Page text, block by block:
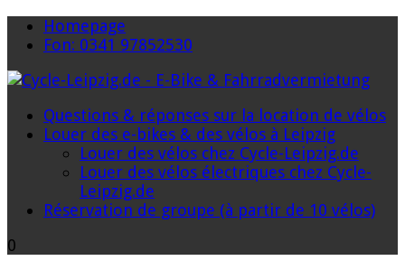
Homepage
Fon: 0341 97852530
Questions & réponses sur la location de vélos
Louer des e-bikes & des vélos à Leipzig
Louer des vélos chez Cycle-Leipzig.de
Louer des vélos électriques chez Cycle-
Leipzig.de
Réservation de groupe (à partir de 10 vélos)
0